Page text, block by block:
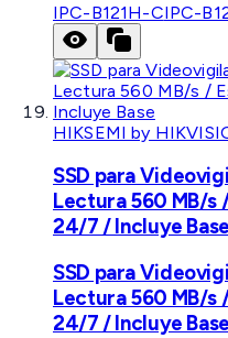
IPC-B121H-CIPC-
HIKSEMI by
SSD para
Lectura 560 MB/s
24/7 / Incluye Base
SSD para
Lectura 560 MB/s
24/7 / Incluye Base